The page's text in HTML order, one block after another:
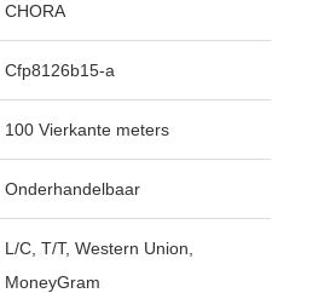
CHORA
Cfp8126b15-a
100 Vierkante meters
Onderhandelbaar
L/C, T/T, Western Union,
MoneyGram